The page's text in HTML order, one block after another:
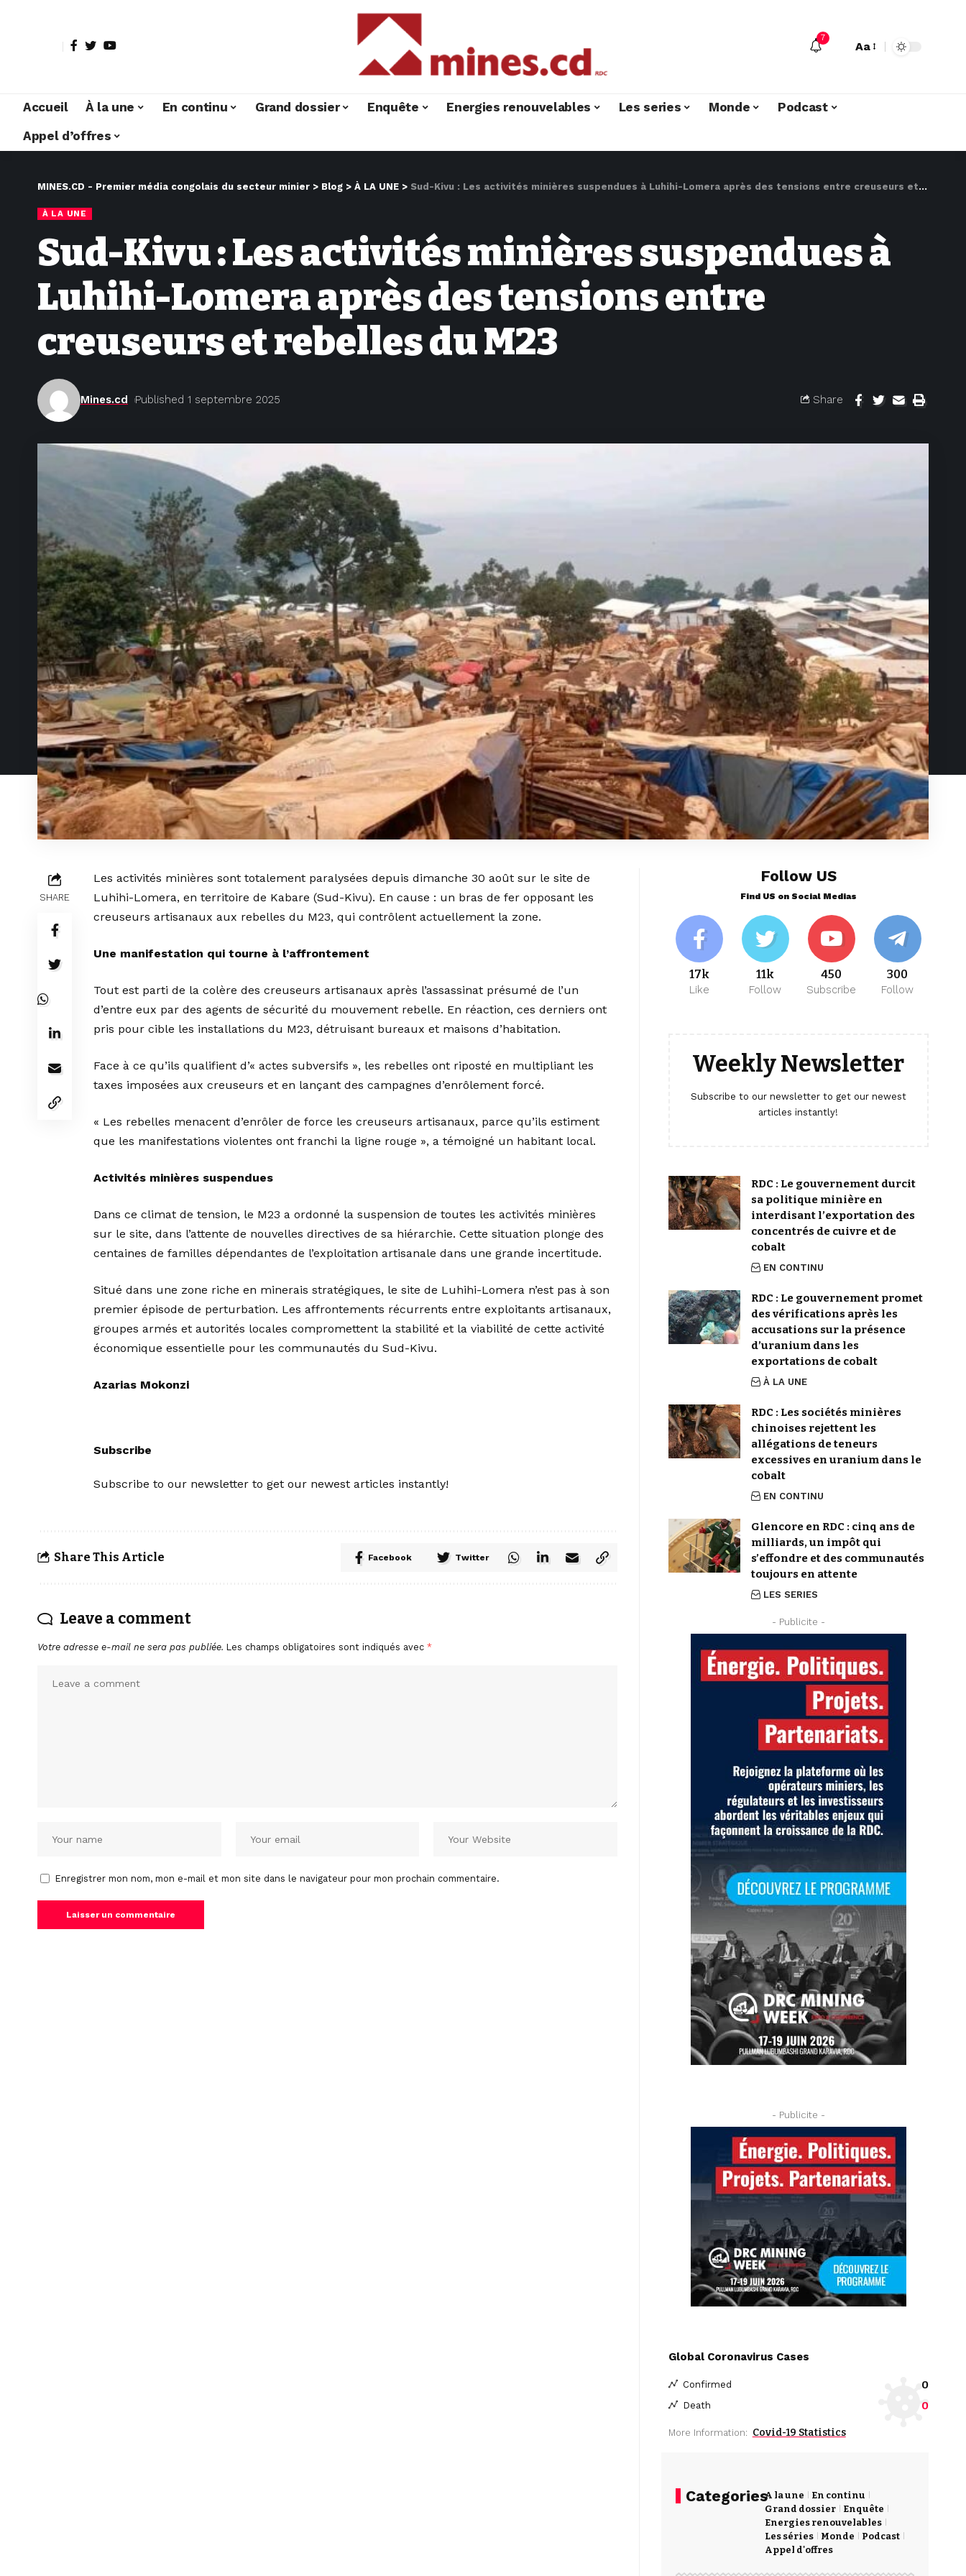
7
Aa
Accueil À la une En continu Grand dossier Enquête Energies renouvelables Les series Monde
Podcast
Appel d’offres
MINES.CD - Premier média congolais du secteur minier > Blog > À LA UNE > Sud-Kivu : Les activités minières suspendues à Luhihi-Lomera après des tensions entre creuseurs et rebelles du M23
À LA UNE
Sud-Kivu : Les activités minières suspendues à
Luhihi-Lomera après des tensions entre
creuseurs et rebelles du M23
Mines.cd Published 1 septembre 2025 Share
SHARE
Les activités minières sont totalement paralysées depuis dimanche 30 août sur le site de
Luhihi-Lomera, en territoire de Kabare (Sud-Kivu). En cause : un bras de fer opposant les
creuseurs artisanaux aux rebelles du M23, qui contrôlent actuellement la zone.
Une manifestation qui tourne à l’affrontement
Tout est parti de la colère des creuseurs artisanaux après l’assassinat présumé de l’un
d’entre eux par des agents de sécurité du mouvement rebelle. En réaction, ces derniers ont
pris pour cible les installations du M23, détruisant bureaux et maisons d’habitation.
Face à ce qu’ils qualifient d’« actes subversifs », les rebelles ont riposté en multipliant les
taxes imposées aux creuseurs et en lançant des campagnes d’enrôlement forcé.
« Les rebelles menacent d’enrôler de force les creuseurs artisanaux, parce qu’ils estiment
que les manifestations violentes ont franchi la ligne rouge », a témoigné un habitant local.
Activités minières suspendues
Dans ce climat de tension, le M23 a ordonné la suspension de toutes les activités minières
sur le site, dans l’attente de nouvelles directives de sa hiérarchie. Cette situation plonge des
centaines de familles dépendantes de l’exploitation artisanale dans une grande incertitude.
Situé dans une zone riche en minerais stratégiques, le site de Luhihi-Lomera n’est pas à son
premier épisode de perturbation. Les affrontements récurrents entre exploitants artisanaux,
groupes armés et autorités locales compromettent la stabilité et la viabilité de cette activité
économique essentielle pour les communautés du Sud-Kivu.
Azarias Mokonzi
Subscribe
Subscribe to our newsletter to get our newest articles instantly!
Share This Article Facebook Twitter
Leave a comment
Votre adresse e-mail ne sera pas publiée. Les champs obligatoires sont indiqués avec *
Enregistrer mon nom, mon e-mail et mon site dans le navigateur pour mon prochain commentaire.
Follow US
Find US on Social Medias
17k
Like
11k
Follow
450
Subscribe
300
Follow
Weekly Newsletter
Subscribe to our newsletter to get our newest
articles instantly!
RDC : Le gouvernement durcit
sa politique minière en
interdisant l’exportation des
concentrés de cuivre et de
cobalt
EN CONTINU
RDC : Le gouvernement promet
des vérifications après les
accusations sur la présence
d’uranium dans les
exportations de cobalt
À LA UNE
RDC : Les sociétés minières
chinoises rejettent les
allégations de teneurs
excessives en uranium dans le
cobalt
EN CONTINU
Glencore en RDC : cinq ans de
milliards, un impôt qui
s’effondre et des communautés
toujours en attente
LES SERIES
- Publicite -
- Publicite -
Global Coronavirus Cases
Confirmed 0
Death 0
More Information: Covid-19 Statistics
CategoriesA la une
En continu
Grand dossier
Enquête
Energies renouvelables
Les séries
Monde
Podcast
Appel d'offres